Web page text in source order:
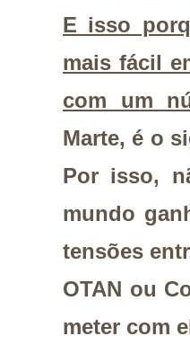
E isso
mais fácil
com um
Marte, é o
Por isso,
mundo
tensões
OTAN ou
meter com